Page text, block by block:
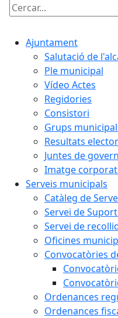
Cercar:
Ajuntament
Salutació de
Ple municipal
Vídeo Actes
Regidories
Consistori
Grups
Resultats
Juntes de govern
Imatge
Serveis municipals
Catàleg de
Servei de
Servei de
Oficines
Convocatòries
Ordenances
Ordenances